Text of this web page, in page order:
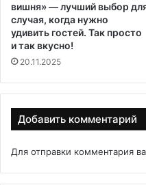
вишня» — лучший выбор
случая, когда нужно
удивить гостей. Так просто
и так вкусно!
20.11.2025
Добавить комментарий
Для отправки комментария